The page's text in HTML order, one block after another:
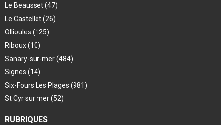
Le Beausset(47)
Le Castellet(26)
Ollioules (125)
Riboux(10)
Sanary-sur-mer(484)
Signes (14)
Six-Fours Les Plages (981)
St Cyr sur mer(52)
RUBRIQUES